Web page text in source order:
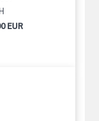
EUR